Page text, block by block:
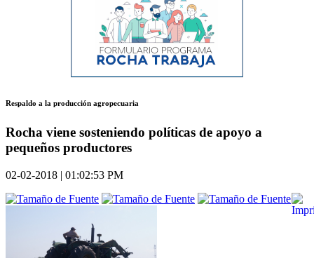
Respaldo a la producción agropecuaria
Rocha viene sosteniendo políticas de apoyo a
pequeños productores
02-02-2018 | 01:02:53 PM